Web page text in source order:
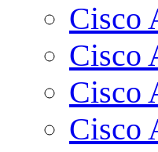
Cisco
Cisco
Cisco
Cisco